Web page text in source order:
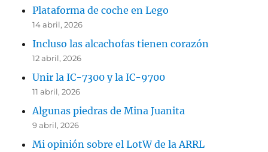
Plataforma de coche en Lego
14 abril, 2026
Incluso las alcachofas tienen corazón
12 abril, 2026
Unir la IC-7300 y la IC-9700
11 abril, 2026
Algunas piedras de Mina Juanita
9 abril, 2026
Mi opinión sobre el LotW de la ARRL